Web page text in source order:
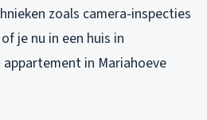
zoals camera-inspecties
je nu in een huis in
in Mariahoeve